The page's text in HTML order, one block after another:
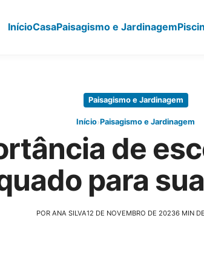
InícioCasaPaisagismo e Jardinagem
Paisagismo e Jardinagem
Início›Paisagismo e Jardinagem
de
para
POR ANA SILVA12 DE NOVEMBRO DE 20236 MIN